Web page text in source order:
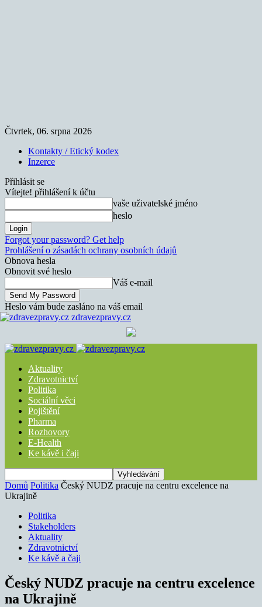
Čtvrtek, 06. srpna 2026
Kontakty / Etický kodex
Inzerce
Přihlásit se
Vítejte! přihlášení k účtu
vaše uživatelské jméno
heslo
Forgot your password? Get help
Prohlášení o zásadách ochrany osobních údajů
Obnova hesla
Obnovit své heslo
Váš e-mail
Heslo vám bude zasláno na váš email
zdravezpravy.cz
Aktuality
Zdravotnictví
Politika
Sociální věci
Pojištění
Pharma
Rozhovory
E-Health
Ke kávě i čaji
Domů Politika Český NUDZ pracuje na centru excelence na
Ukrajině
Politika
Stakeholders
Aktuality
Zdravotnictví
Ke kávě a čaji
Český NUDZ pracuje na centru excelence
na Ukrajině